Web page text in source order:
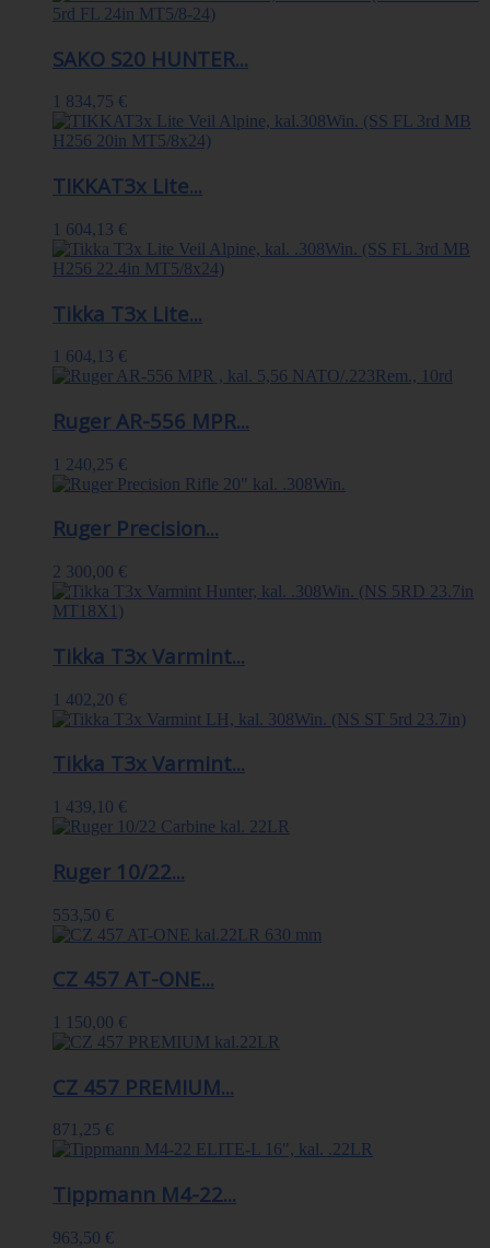
SAKO S20 HUNTER...
1 834,75 €
TIKKAT3x Lite...
1 604,13 €
Tikka T3x Lite...
1 604,13 €
Ruger AR-556 MPR...
1 240,25 €
Ruger Precision...
2 300,00 €
Tikka T3x Varmint...
1 402,20 €
Tikka T3x Varmint...
1 439,10 €
Ruger 10/22...
553,50 €
CZ 457 AT-ONE...
1 150,00 €
CZ 457 PREMIUM...
871,25 €
Tippmann M4-22...
963,50 €